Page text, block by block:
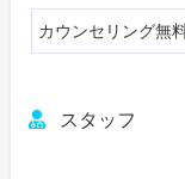
カウンセリング無
スタッフ